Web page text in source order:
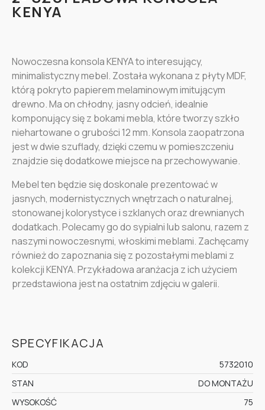
KENYA
Nowoczesna konsola KENYA to interesujący,
minimalistyczny mebel. Została wykonana z płyty MDF,
którą pokryto papierem melaminowym imitującym
drewno. Ma on chłodny, jasny odcień, idealnie
komponujący się z bokami mebla, które tworzy szkło
niehartowane o grubości 12 mm. Konsola zaopatrzona
jest w dwie szuflady, dzięki czemu w pomieszczeniu
znajdzie się dodatkowe miejsce na przechowywanie.
Mebel ten będzie się doskonale prezentować w
jasnych, modernistycznych wnętrzach o naturalnej,
stonowanej kolorystyce i szklanych oraz drewnianych
dodatkach. Polecamy go do sypialni lub salonu, razem z
naszymi nowoczesnymi, włoskimi meblami. Zachęcamy
również do zapoznania się z pozostałymi meblami z
kolekcji KENYA. Przykładowa aranżacja z ich użyciem
przedstawiona jest na ostatnim zdjęciu w galerii.
SPECYFIKACJA
KOD
5732010
STAN
DO MONTAŻU
WYSOKOŚĆ
75